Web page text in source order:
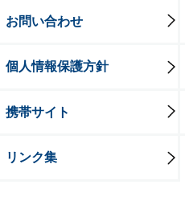
お問い合わせ
個人情報保護方針
携帯サイト
リンク集